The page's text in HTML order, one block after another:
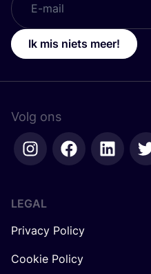
Ik mis niets meer!
Volg ons
LEGAL
Privacy Policy
Cookie Policy